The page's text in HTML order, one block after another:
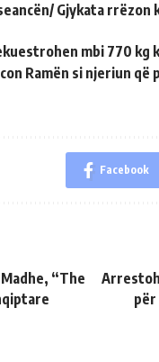
Gjykata
mbi 770 kg
Ramën si njeriun
Facebook
“The